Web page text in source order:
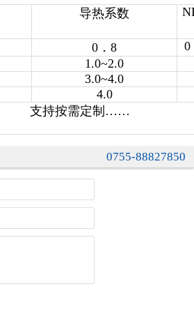
导热系数
0 ． 8
0
1.0~2.0
3.0~4.0
4.0
支持按需定制……
0755-88827850